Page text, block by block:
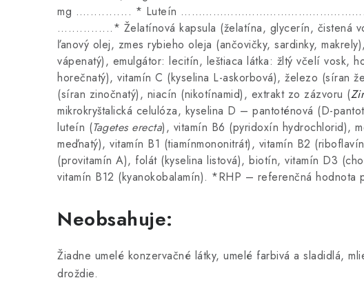
mg …............ * Luteín
…............* Želatínová kapsula (želatína, glycerín, čistená
ľanový olej, zmes rybieho oleja (ančovičky, sardinky,
vápenatý), emulgátor: lecitín, leštiaca látka: žltý včelí vosk,
horečnatý), vitamín C (kyselina L-askorbová), železo (síran
(síran zinočnatý), niacín (nikotínamid), extrakt zo zázvoru (
mikrokryštalická celulóza, kyselina D – pantoténová (D-
luteín (Tagetes erecta), vitamín B6 (pyridoxín hydrochlorid),
meďnatý), vitamín B1 (tiamínmononitrát), vitamín B2
(provitamín A), folát (kyselina listová), biotín, vitamín D3
vitamín B12 (kyanokobalamín). *RHP – referenčná hodnota
Neobsahuje:
Žiadne umelé konzervačné látky, umelé farbivá a sladidlá,
droždie.